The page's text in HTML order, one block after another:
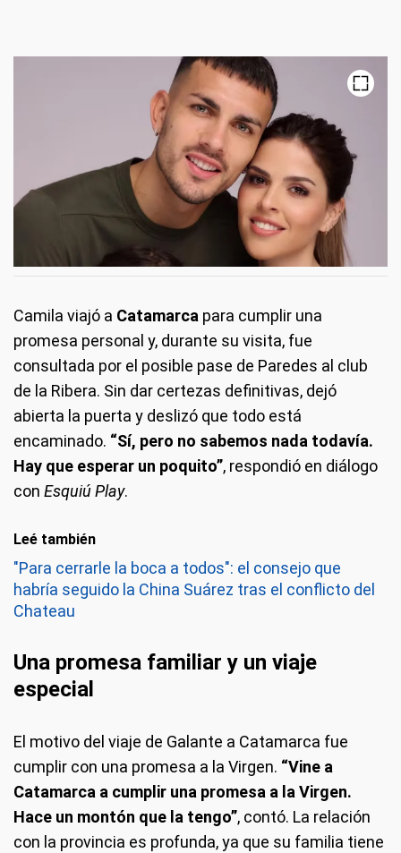
Camila viajó a Catamarca para cumplir una
promesa personal y, durante su visita, fue
consultada por el posible pase de Paredes al club
de la Ribera. Sin dar certezas definitivas, dejó
abierta la puerta y deslizó que todo está
encaminado. “Sí, pero no sabemos nada todavía.
Hay que esperar un poquito”, respondió en diálogo
con Esquiú Play.
Leé también
"Para cerrarle la boca a todos": el consejo que
habría seguido la China Suárez tras el conflicto del
Chateau
Una promesa familiar y un viaje
especial
El motivo del viaje de Galante a Catamarca fue
cumplir con una promesa a la Virgen. “Vine a
Catamarca a cumplir una promesa a la Virgen.
Hace un montón que la tengo”, contó. La relación
con la provincia es profunda, ya que su familia tiene